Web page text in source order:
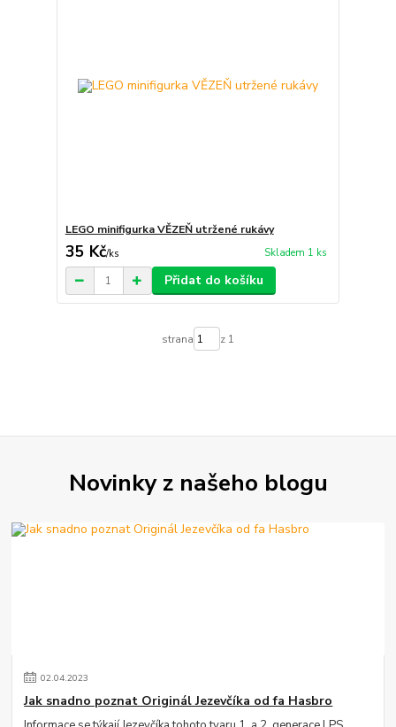
LEGO minifigurka VĚZEŇ utržené rukávy
35 Kč/ks Skladem 1 ks
Přidat do košíku
strana z 1
Novinky z našeho blogu
02.04.2023
Jak snadno poznat Originál Jezevčíka od fa Hasbro